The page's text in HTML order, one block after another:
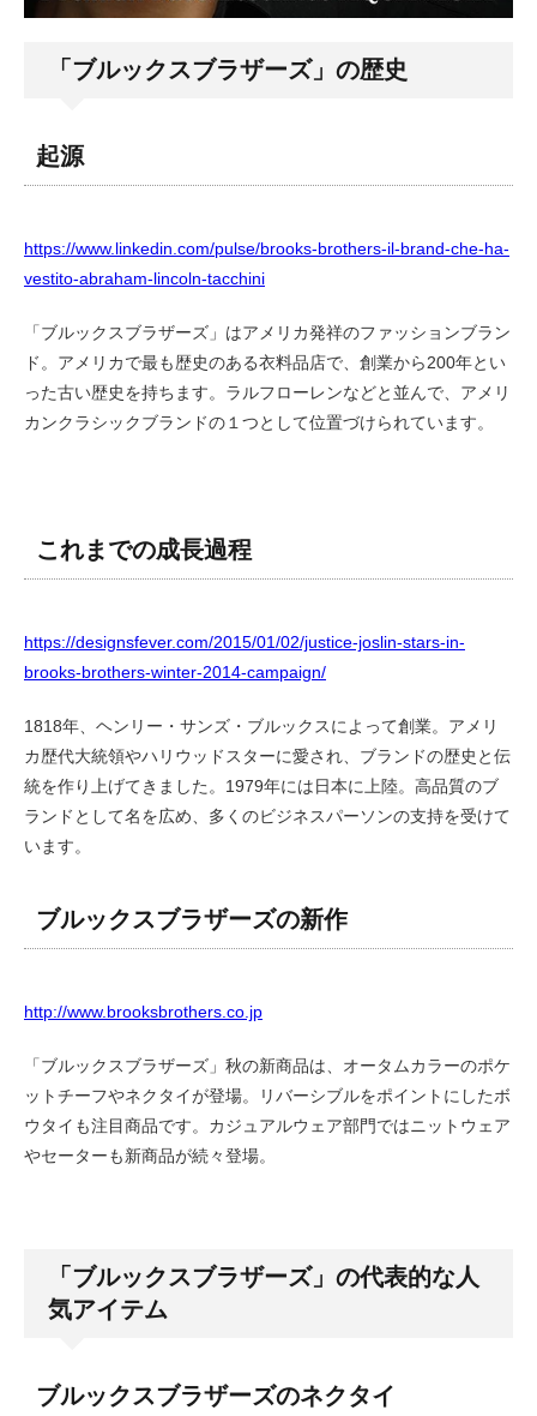
「ブルックスブラザーズ」の歴史
起源
https://www.linkedin.com/pulse/brooks-brothers-il-brand-che-ha-
vestito-abraham-lincoln-tacchini
「ブルックスブラザーズ」はアメリカ発祥のファッションブラン
ド。アメリカで最も歴史のある衣料品店で、創業から200年とい
った古い歴史を持ちます。ラルフローレンなどと並んで、アメリ
カンクラシックブランドの１つとして位置づけられています。
これまでの成長過程
https://designsfever.com/2015/01/02/justice-joslin-stars-in-
brooks-brothers-winter-2014-campaign/
1818年、ヘンリー・サンズ・ブルックスによって創業。アメリ
カ歴代大統領やハリウッドスターに愛され、ブランドの歴史と伝
統を作り上げてきました。1979年には日本に上陸。高品質のブ
ランドとして名を広め、多くのビジネスパーソンの支持を受けて
います。
ブルックスブラザーズの新作
http://www.brooksbrothers.co.jp
「ブルックスブラザーズ」秋の新商品は、オータムカラーのポケ
ットチーフやネクタイが登場。リバーシブルをポイントにしたボ
ウタイも注目商品です。カジュアルウェア部門ではニットウェア
やセーターも新商品が続々登場。
「ブルックスブラザーズ」の代表的な人
気アイテム
ブルックスブラザーズのネクタイ